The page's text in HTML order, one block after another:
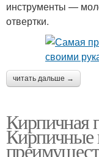
инструменты —
отвертки.
читать дальше →
Кирпичная
Кирпичные